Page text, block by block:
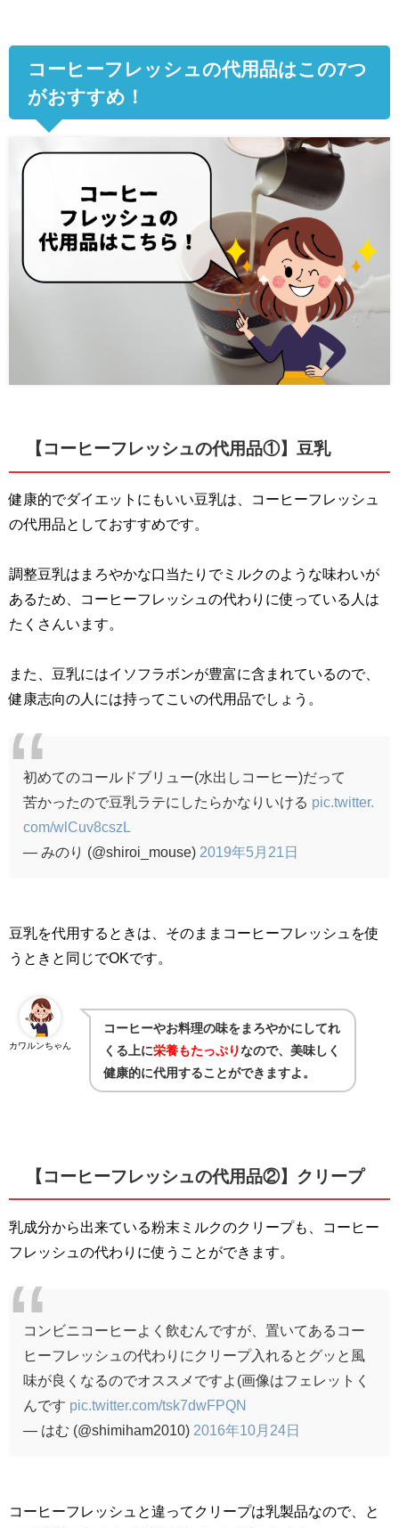
コーヒーフレッシュの代用品はこの7つ
がおすすめ！
【コーヒーフレッシュの代用品①】豆乳
健康的でダイエットにもいい豆乳は、コーヒーフレッシュ
の代用品としておすすめです。
調整豆乳はまろやかな口当たりでミルクのような味わいが
あるため、コーヒーフレッシュの代わりに使っている人は
たくさんいます。
また、豆乳にはイソフラボンが豊富に含まれているので、
健康志向の人には持ってこいの代用品でしょう。
初めてのコールドブリュー(水出しコーヒー)だって
苦かったので豆乳ラテにしたらかなりいける pic.twitter.
com/wlCuv8cszL
— みのり (@shiroi_mouse) 2019年5月21日
豆乳を代用するときは、そのままコーヒーフレッシュを使
うときと同じでOKです。
カワルンちゃん
コーヒーやお料理の味をまろやかにしてれ
くる上に栄養もたっぷりなので、美味しく
健康的に代用することができますよ。
【コーヒーフレッシュの代用品②】クリープ
乳成分から出来ている粉末ミルクのクリープも、コーヒー
フレッシュの代わりに使うことができます。
コンビニコーヒーよく飲むんですが、置いてあるコー
ヒーフレッシュの代わりにクリープ入れるとグッと風
味が良くなるのでオススメですよ(画像はフェレットく
んです pic.twitter.com/tsk7dwFPQN
— はむ (@shimiham2010) 2016年10月24日
コーヒーフレッシュと違ってクリープは乳製品なので、と